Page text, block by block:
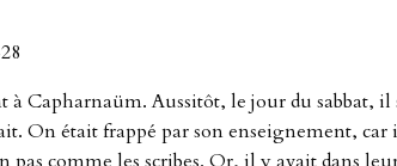
à Capharnaüm. Aussitôt, le jour du sabbat, il
On était frappé par son enseignement,